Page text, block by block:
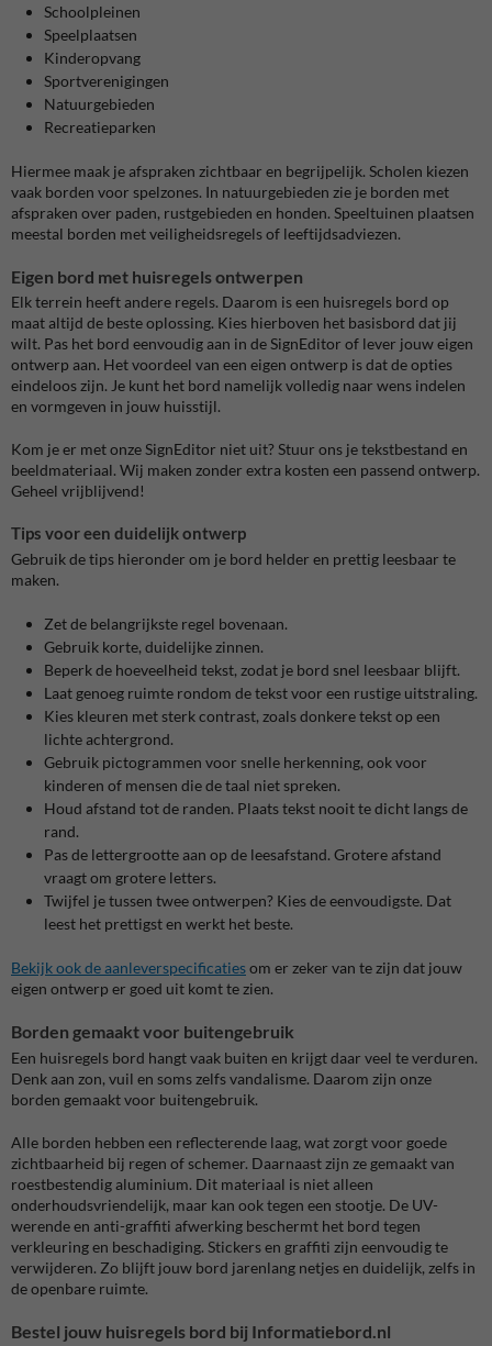
Schoolpleinen
Speelplaatsen
Kinderopvang
Sportverenigingen
Natuurgebieden
Recreatieparken
Hiermee maak je afspraken zichtbaar en begrijpelijk. Scholen kiezen
vaak borden voor spelzones. In natuurgebieden zie je borden met
afspraken over paden, rustgebieden en honden. Speeltuinen plaatsen
meestal borden met veiligheidsregels of leeftijdsadviezen.
Eigen bord met huisregels ontwerpen
Elk terrein heeft andere regels. Daarom is een huisregels bord op
maat altijd de beste oplossing. Kies hierboven het basisbord dat jij
wilt. Pas het bord eenvoudig aan in de SignEditor of lever jouw eigen
ontwerp aan. Het voordeel van een eigen ontwerp is dat de opties
eindeloos zijn. Je kunt het bord namelijk volledig naar wens indelen
en vormgeven in jouw huisstijl.
Kom je er met onze SignEditor niet uit? Stuur ons je tekstbestand en
beeldmateriaal. Wij maken zonder extra kosten een passend ontwerp.
Geheel vrijblijvend!
Tips voor een duidelijk ontwerp
Gebruik de tips hieronder om je bord helder en prettig leesbaar te
maken.
Zet de belangrijkste regel bovenaan.
Gebruik korte, duidelijke zinnen.
Beperk de hoeveelheid tekst, zodat je bord snel leesbaar blijft.
Laat genoeg ruimte rondom de tekst voor een rustige uitstraling.
Kies kleuren met sterk contrast, zoals donkere tekst op een
lichte achtergrond.
Gebruik pictogrammen voor snelle herkenning, ook voor
kinderen of mensen die de taal niet spreken.
Houd afstand tot de randen. Plaats tekst nooit te dicht langs de
rand.
Pas de lettergrootte aan op de leesafstand. Grotere afstand
vraagt om grotere letters.
Twijfel je tussen twee ontwerpen? Kies de eenvoudigste. Dat
leest het prettigst en werkt het beste.
Bekijk ook de aanleverspecificatiesom er zeker van te zijn dat jouw
eigen ontwerp er goed uit komt te zien.
Borden gemaakt voor buitengebruik
Een huisregels bord hangt vaak buiten en krijgt daar veel te verduren.
Denk aan zon, vuil en soms zelfs vandalisme. Daarom zijn onze
borden gemaakt voor buitengebruik.
Alle borden hebben een reflecterende laag, wat zorgt voor goede
zichtbaarheid bij regen of schemer. Daarnaast zijn ze gemaakt van
roestbestendig aluminium. Dit materiaal is niet alleen
onderhoudsvriendelijk, maar kan ook tegen een stootje. De UV-
werende en anti-graffiti afwerking beschermt het bord tegen
verkleuring en beschadiging. Stickers en graffiti zijn eenvoudig te
verwijderen. Zo blijft jouw bord jarenlang netjes en duidelijk, zelfs in
de openbare ruimte.
Bestel jouw huisregels bord bij Informatiebord.nl